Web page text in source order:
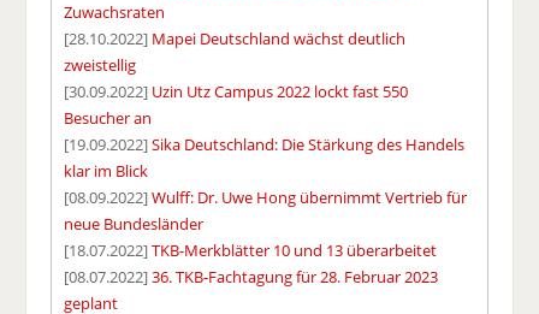
Zuwachsraten
[28.10.2022] Mapei Deutschland wächst deutlich
zweistellig
[30.09.2022] Uzin Utz Campus 2022 lockt fast 550
Besucher an
[19.09.2022]Sika Deutschland: Die Stärkung des Handels
klar im Blick
[08.09.2022]Wulff: Dr. Uwe Hong übernimmt Vertrieb für
neue Bundesländer
[18.07.2022]TKB-Merkblätter 10 und 13 überarbeitet
[08.07.2022]36. TKB-Fachtagung für 28. Februar 2023
geplant